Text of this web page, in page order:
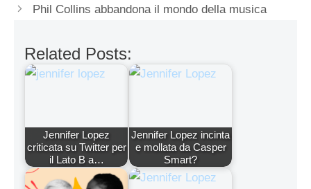
Phil Collins abbandona il mondo della musica
Related Posts:
Jennifer Lopez
criticata su Twitter per
il Lato B a…
Jennifer Lopez incinta
e mollata da Casper
Smart?